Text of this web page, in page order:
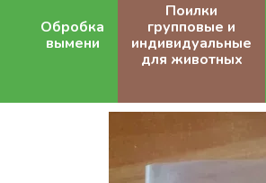
Обробка
вымени
Поилки
групповые и
индивидуальные
для животных